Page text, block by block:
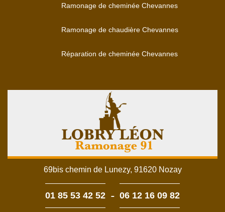
Ramonage de cheminée Chevannes
Ramonage de chaudière Chevannes
Réparation de cheminée Chevannes
69bis chemin de Lunezy, 91620 Nozay
01 85 53 42 52 - 06 12 16 09 82